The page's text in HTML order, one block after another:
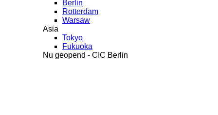
Berlin
Rotterdam
Warsaw
Asia
Tokyo
Fukuoka
Nu geopend - CIC Berlin